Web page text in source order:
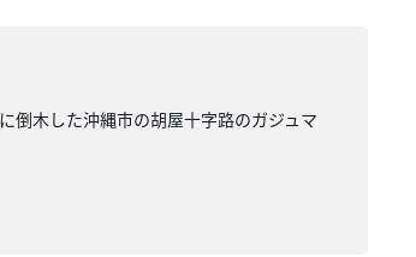
倒木した沖縄市の胡屋十字路のガジュマ